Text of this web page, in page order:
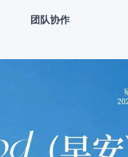
团队协作